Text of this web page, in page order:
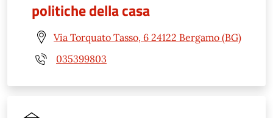
politiche della casa
Via Torquato Tasso, 6 24122 Bergamo (BG)
035399803